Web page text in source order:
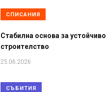
СПИСАНИЯ
Стабилна основа за устойчиво
строителство
25.06.2026
СЪБИТИЯ